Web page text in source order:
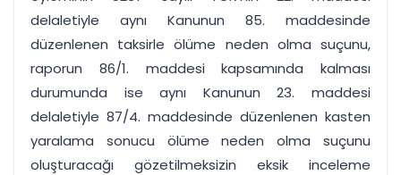
delaletiyle aynı Kanunun 85. maddesinde
düzenlenen taksirle ölüme neden olma suçunu,
raporun 86/1. maddesi kapsamında kalması
durumunda ise aynı Kanunun 23. maddesi
delaletiyle 87/4. maddesinde düzenlenen kasten
yaralama sonucu ölüme neden olma suçunu
oluşturacağı gözetilmeksizin eksik inceleme